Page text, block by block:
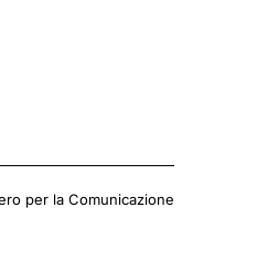
per la Comunicazione